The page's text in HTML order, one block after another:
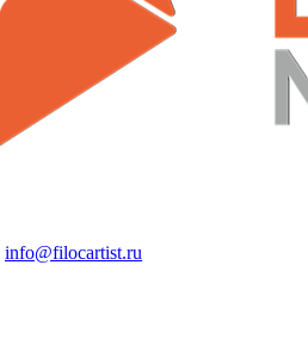
info@filocartist.ru